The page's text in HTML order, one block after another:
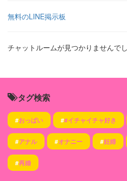
無料のLINE掲示板
チャットルームが見つかりませんでし
タグ検索
#おっぱい ##イチャイチャ好き
#アナル #オナニー #妊婦
#再婚